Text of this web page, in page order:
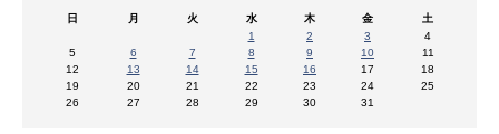
日 月 火 水 木 金
土
1
2 3
4
5
6 7 8 9 10
11
12
13 14 15 16 17
18
19
20 21 22 23 24
25
26
27 28 29 30 31